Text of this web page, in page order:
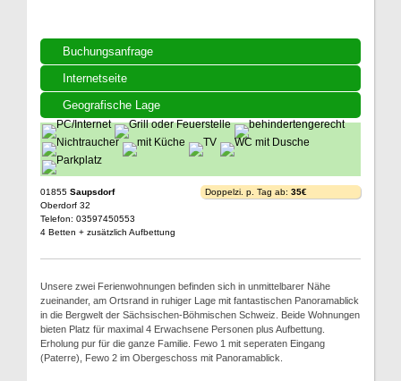
Buchungsanfrage
Internetseite
Geografische Lage
01855 Saupsdorf
Oberdorf 32
Telefon: 03597450553
4 Betten + zusätzlich Aufbettung
Doppelzi. p. Tag ab: 35€
Unsere zwei Ferienwohnungen befinden sich in unmittelbarer Nähe
zueinander, am Ortsrand in ruhiger Lage mit fantastischen Panoramablick
in die Bergwelt der Sächsischen-Böhmischen Schweiz. Beide Wohnungen
bieten Platz für maximal 4 Erwachsene Personen plus Aufbettung.
Erholung pur für die ganze Familie. Fewo 1 mit seperaten Eingang
(Paterre), Fewo 2 im Obergeschoss mit Panoramablick.